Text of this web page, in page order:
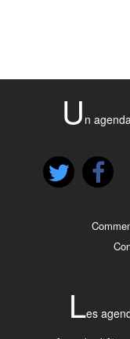
U n
Les